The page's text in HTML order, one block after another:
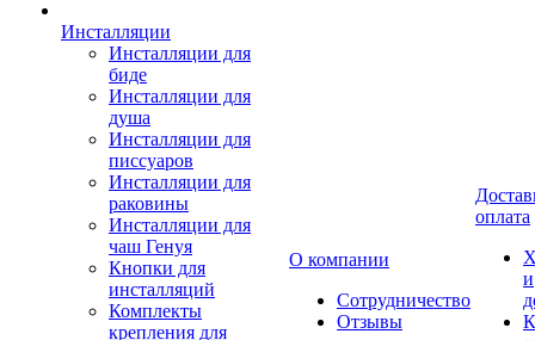
Инсталляции
Инсталляции для
биде
Инсталляции для
душа
Инсталляции для
писсуаров
Инсталляции для
раковины
Инсталляции для
чаш Генуя
Кнопки для
инсталляций
Комплекты
крепления для
О компании
Сотрудничество
Отзывы
оплата
и